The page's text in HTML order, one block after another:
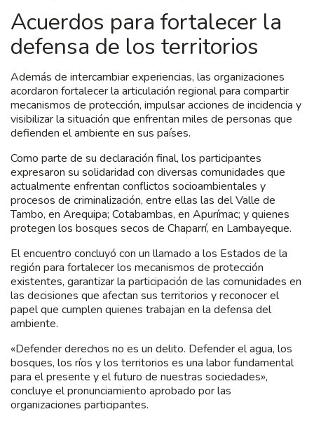
Acuerdos para fortalecer la
defensa de los territorios
Además de intercambiar experiencias, las organizaciones
acordaron fortalecer la articulación regional para compartir
mecanismos de protección, impulsar acciones de incidencia y
visibilizar la situación que enfrentan miles de personas que
defienden el ambiente en sus países.
Como parte de su declaración final, los participantes
expresaron su solidaridad con diversas comunidades que
actualmente enfrentan conflictos socioambientales y
procesos de criminalización, entre ellas las del Valle de
Tambo, en Arequipa; Cotabambas, en Apurímac; y quienes
protegen los bosques secos de Chaparrí, en Lambayeque.
El encuentro concluyó con un llamado a los Estados de la
región para fortalecer los mecanismos de protección
existentes, garantizar la participación de las comunidades en
las decisiones que afectan sus territorios y reconocer el
papel que cumplen quienes trabajan en la defensa del
ambiente.
«Defender derechos no es un delito. Defender el agua, los
bosques, los ríos y los territorios es una labor fundamental
para el presente y el futuro de nuestras sociedades»,
concluye el pronunciamiento aprobado por las
organizaciones participantes.